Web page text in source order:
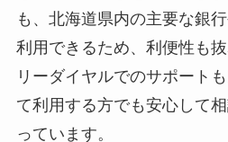
も、北海道県内の主要な銀
利用できるため、利便性も
リーダイヤルでのサポート
て利用する方でも安心して
っています。